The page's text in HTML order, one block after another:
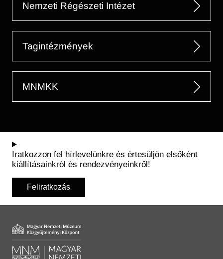
Nemzeti Régészeti Intézet
Tagintézmények
MNMKK
Iratkozzon fel hírlevelünkre és értesüljön elsőként
kiállításainkról és rendezvényeinkről!
Feliratkozás